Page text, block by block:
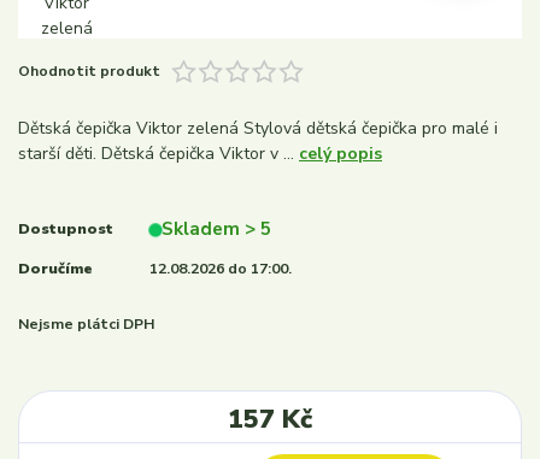
Ohodnotit produkt
Dětská čepička Viktor zelená Stylová dětská čepička pro malé i
starší děti. Dětská čepička Viktor v ... celý popis
Dostupnost Skladem > 5
Doručíme 12.08.2026 do 17:00.
Nejsme plátci DPH
157 Kč